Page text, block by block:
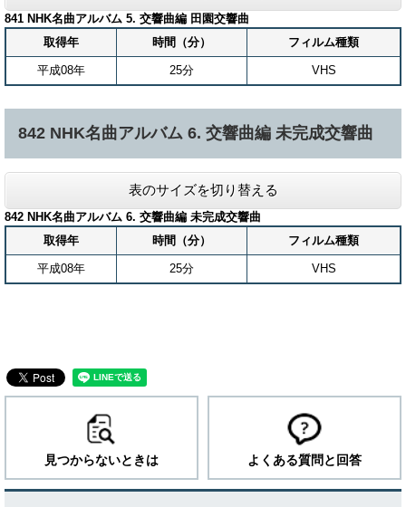
841 NHK名曲アルバム 5. 交響曲編 田園交響曲
取得年
時間（分） フィルム種類
平成08年 25分 VHS
842 NHK名曲アルバム 6. 交響曲編 未完成交響曲
表のサイズを切り替える
842 NHK名曲アルバム 6. 交響曲編 未完成交響曲
取得年
時間（分） フィルム種類
平成08年 25分 VHS
見つからないときは よくある質問と回答